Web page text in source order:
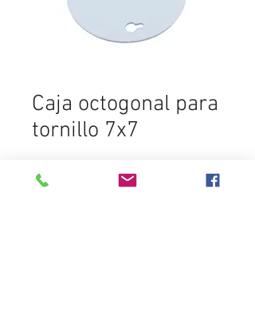
Caja octogonal para
tornillo 7x7
SELECCIONAR PRODUCTO